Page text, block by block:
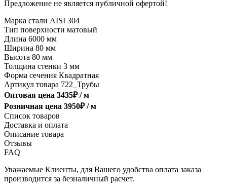
Предложение не является публичной офертой!
Марка стали AISI 304
Тип поверхности матовый
Длина 6000 мм
Ширина 80 мм
Высота 80 мм
Толщина стенки 3 мм
Форма сечения Квадратная
Артикул товара 722_Трубы
Оптовая цена 3435₽ /м
Розничная цена 3950₽ /м
Список товаров
Доставка и оплата
Описание товара
Отзывы
FAQ
Уважаемые Клиенты, для Вашего удобства оплата заказа
производится за безналичный расчет.